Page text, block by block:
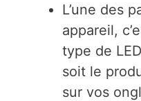
L’une des
appareil,
type de
soit le
sur vos